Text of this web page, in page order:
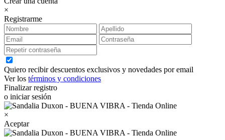
×
Registrarme
Quiero recibir descuentos exclusivos y novedades por email
Ver los términos y condiciones
Finalizar registro
o iniciar sesión
×
Aceptar